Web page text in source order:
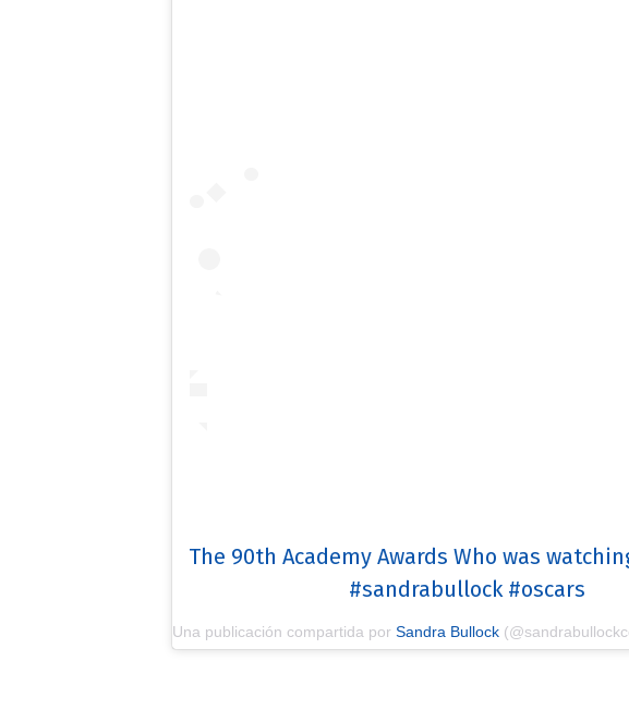
The 90th Academy Awards Who was
#sandrabullock #oscars
Una publicación compartida por Sandra Bullock